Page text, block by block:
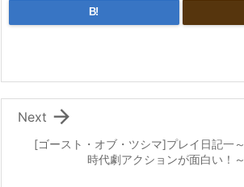
B!
[ゴースト・オブ・ツシマ]プレイ日記一～
時代劇アクションが面白い！～

Next